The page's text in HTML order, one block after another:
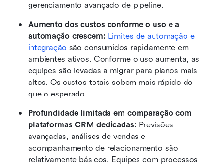
gerenciamento avançado de pipeline.
Aumento dos custos conforme o uso e a
automação crescem: Limites de automação e
integração são consumidos rapidamente em
ambientes ativos. Conforme o uso aumenta, as
equipes são levadas a migrar para planos mais
altos. Os custos totais sobem mais rápido do
que o esperado.
Profundidade limitada em comparação com
plataformas CRM dedicadas: Previsões
avançadas, análises de vendas e
acompanhamento de relacionamento são
relativamente básicos. Equipes com processos